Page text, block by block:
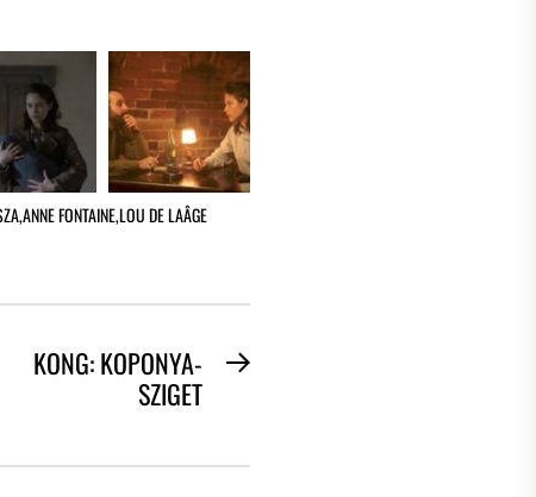
,ANNE FONTAINE,LOU DE LAÂGE
Next
KONG: KOPONYA-
SZIGET